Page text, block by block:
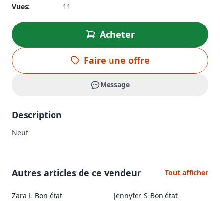
Vues:
11
Acheter
Faire une offre
Message
Description
Neuf
Autres articles de ce vendeur Tout afficher
Zara-L-Bon état
Jennyfer-S-Bon état